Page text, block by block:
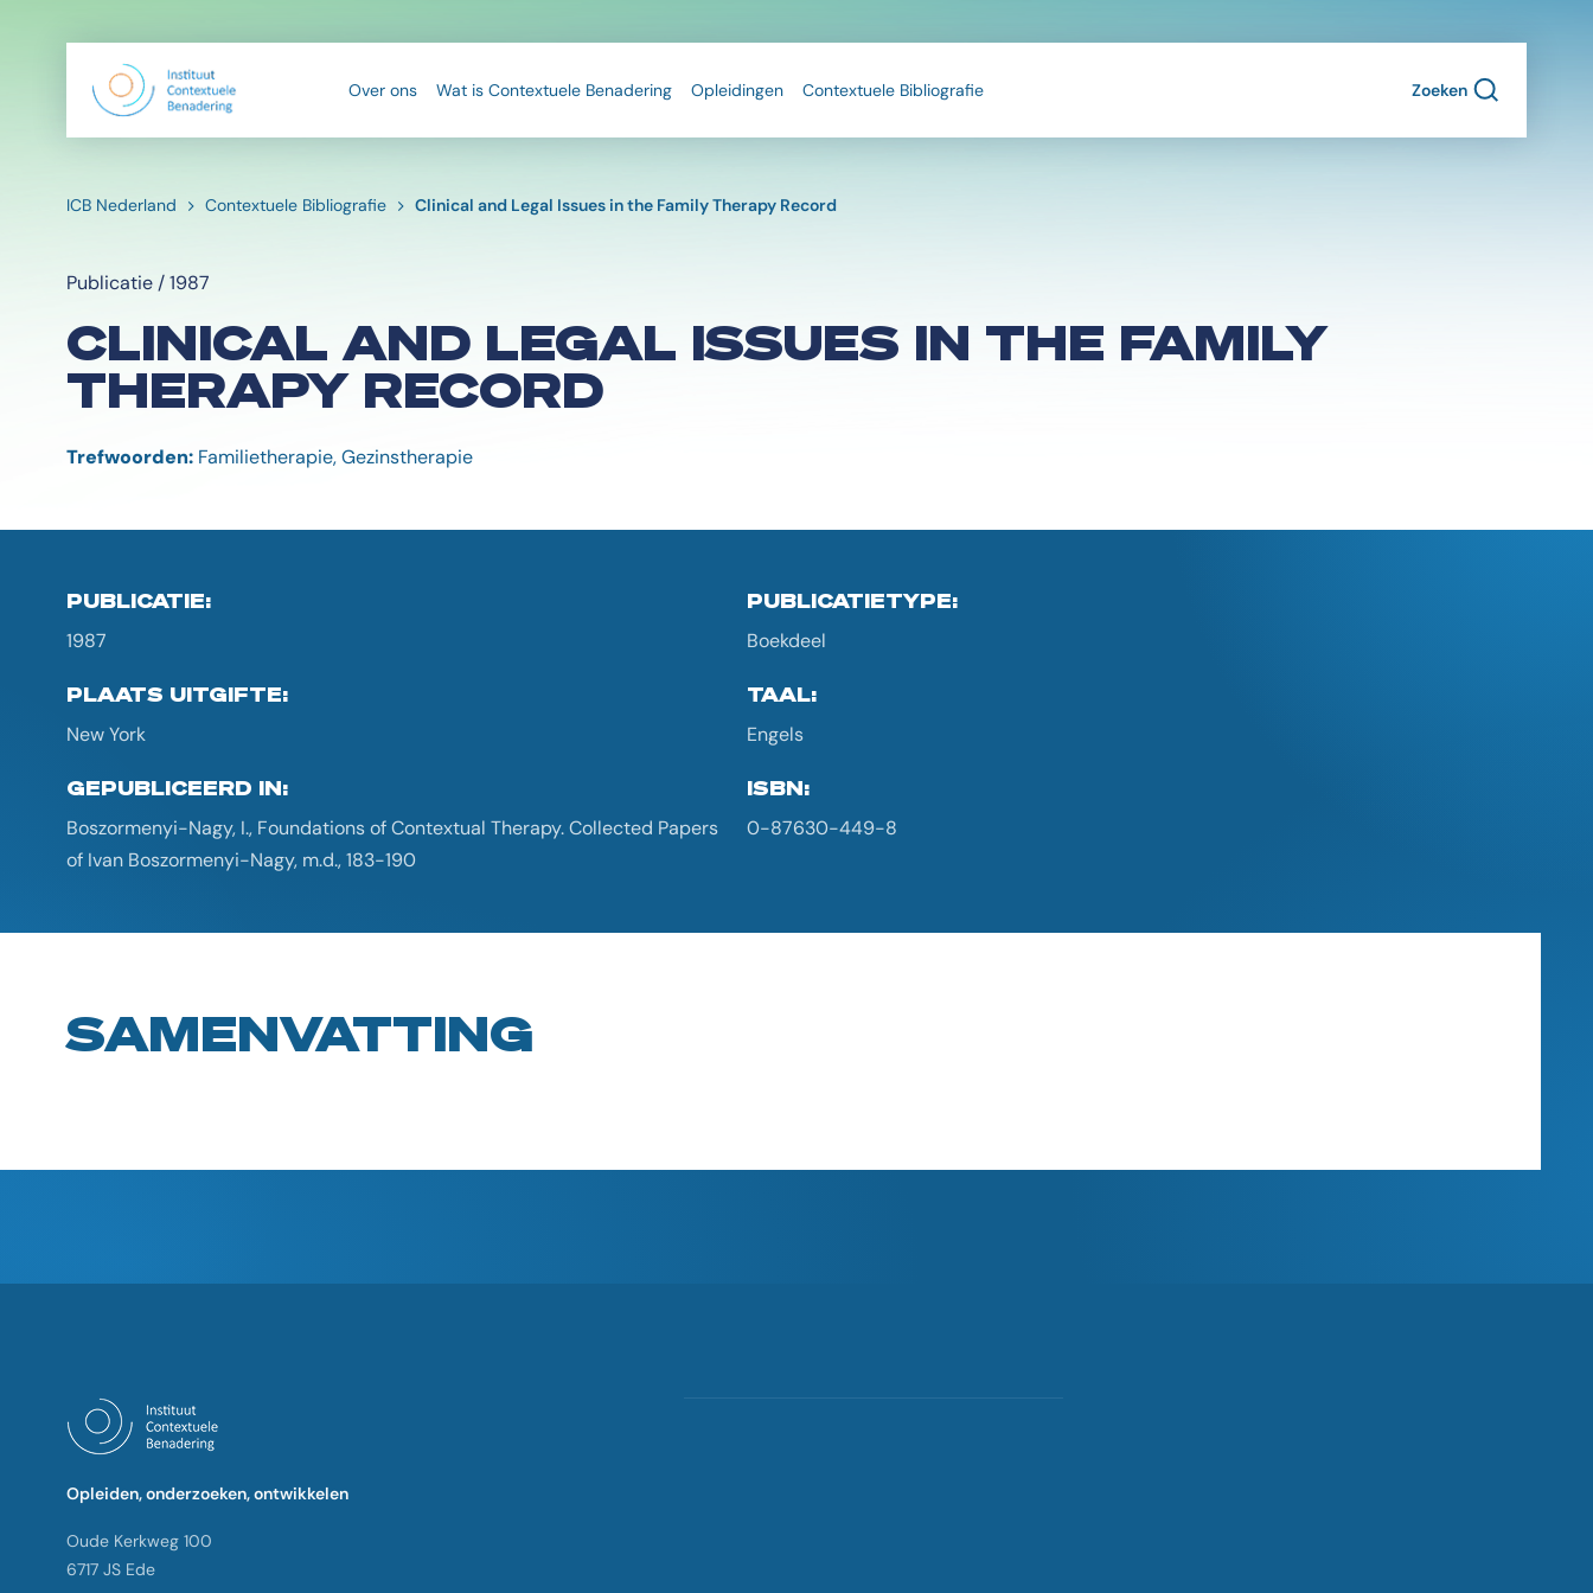
Over ons Wat is Contextuele Benadering Opleidingen Contextuele Bibliografie Zoeken
ICB Nederland Contextuele Bibliografie Clinical and Legal Issues in the Family Therapy Record
Publicatie / 1987
CLINICAL AND LEGAL ISSUES IN THE FAMILY
THERAPY RECORD
Trefwoorden: Familietherapie, Gezinstherapie
PUBLICATIE:
1987
PUBLICATIETYPE:
Boekdeel
PLAATS UITGIFTE:
New York
TAAL:
Engels
GEPUBLICEERD IN:
Boszormenyi-Nagy, I., Foundations of Contextual Therapy. Collected Papers
of Ivan Boszormenyi-Nagy, m.d., 183-190
ISBN:
0-87630-449-8
SAMENVATTING
Opleiden, onderzoeken, ontwikkelen
Oude Kerkweg 100
6717 JS Ede